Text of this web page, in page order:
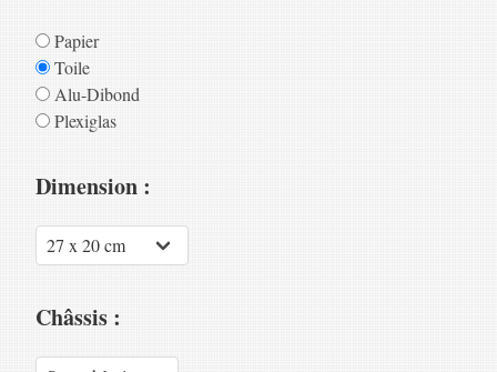
Papier
Toile
Alu-Dibond
Plexiglas
Dimension :
Châssis :